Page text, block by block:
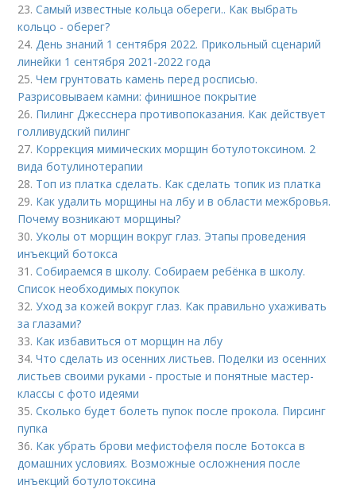
23.Самый известные кольца обереги.. Как выбрать
кольцо - оберег?
24.День знаний 1 сентября 2022. Прикольный сценарий
линейки 1 сентября 2021-2022 года
25.Чем грунтовать камень перед росписью.
Разрисовываем камни: финишное покрытие
26. Пилинг Джесснера противопоказания. Как действует
голливудский пилинг
27. Коррекция мимических морщин ботулотоксином. 2
вида ботулинотерапии
28. Топ из платка сделать. Как сделать топик из платка
29. Как удалить морщины на лбу и в области межбровья.
Почему возникают морщины?
30.Уколы от морщин вокруг глаз. Этапы проведения
инъекций ботокса
31.Собираемся в школу. Собираем ребёнка в школу.
Список необходимых покупок
32.Уход за кожей вокруг глаз. Как правильно ухаживать
за глазами?
33. Как избавиться от морщин на лбу
34.Что сделать из осенних листьев. Поделки из осенних
листьев своими руками - простые и понятные мастер-
классы с фото идеями
35.Сколько будет болеть пупок после прокола. Пирсинг
пупка
36. Как убрать брови мефистофеля после Ботокса в
домашних условиях. Возможные осложнения после
инъекций ботулотоксина